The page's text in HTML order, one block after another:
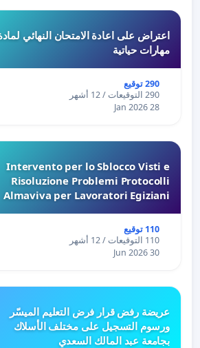
اعتراض على اعادة الامتحان النهائي
مهارات حياتية
290 توقيع
290 التوقيعات / 12 أشهر
28 Jan 2026
Intervento per lo Sblocco Visti e
Risoluzione Problemi Protocolli
Almaviva per Lavoratori Egiziani
110 توقيع
110 التوقيعات / 12 أشهر
30 Jun 2026
عريضة رفض قرار فرض التعليم الميسّر
ورسوم التسجيل على مختلف الأسلاك
بجامعة عبد المالك السعدي